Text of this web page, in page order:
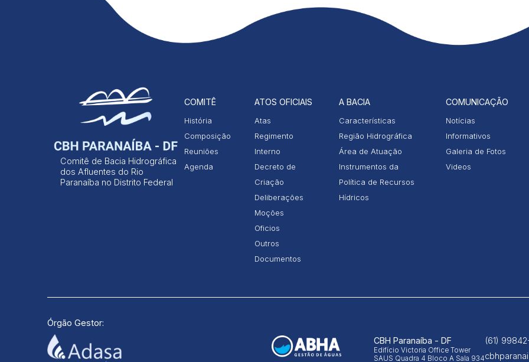
Comitê de Bacia Hidrográfica
dos Afluentes do Rio
Paranaíba no Distrito Federal
COMITÊ
História
Composição
Reuniões
Agenda
ATOS OFICIAIS
Atas
Regimento
Interno
Decreto de
Criação
Deliberações
Moções
Oficios
Outros
Documentos
A BACIA
Características
Região Hidrográfica
Área de Atuação
Instrumentos da
Política de Recursos
Hídricos
COMUNICAÇÃO
Notícias
Informativos
Galeria de Fotos
Videos
Órgão Gestor:
CBH Paranaíba - DF
Edifício Victoria Office Tower
SAUS Quadra 4 Bloco A Sala 934
(61)